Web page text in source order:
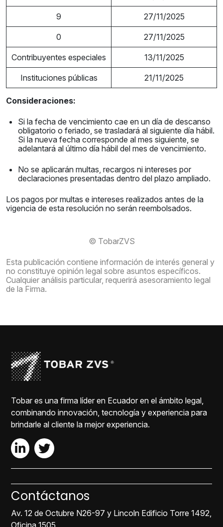
9 27/11/2025
0 27/11/2025
Contribuyentes especiales 13/11/2025
Instituciones públicas 21/11/2025
Consideraciones:
Si la fecha de vencimiento cae en un día de descanso
obligatorio o feriado, se trasladará al siguiente día hábil.
Si la nueva fecha corresponde al mes siguiente, se
adelantará al último día hábil del mes de vencimiento.
No se aplicarán multas, recargos ni intereses por
declaraciones presentadas dentro del plazo ampliado.
Los pagos por multas e intereses realizados antes de la
vigencia de esta resolución no serán reembolsados.
© TobarZVS
Esta publicación contiene información de interés general y
no constituye opinión legal sobre asuntos específicos.
Cualquier análisis particular, requerirá asesoramiento legal
de la Firma.
Tobar es una firma líder en Ecuador en el ámbito legal,
combinando innovación, tecnología y experiencia para
brindarle al cliente la mejor experiencia.
Contáctanos
Av. 12 de Octubre N26-97 y Lincoln Edificio Torre 1492,
Oficina 1505